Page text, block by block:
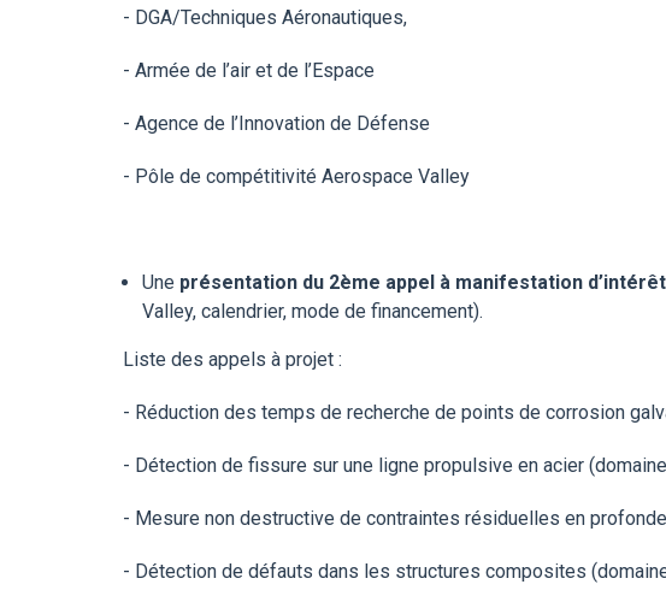
- DGA/Techniques Aéronautiques,
- Armée de l’air et de l’Espace
- Agence de l’Innovation de Défense
- Pôle de compétitivité Aerospace Valley
Une présentation du 2ème appel à manifestation d’intérêt
Valley, calendrier, mode de financement).
Liste des appels à projet :
- Réduction des temps de recherche de points de corrosion
- Détection de fissure sur une ligne propulsive en acier
- Mesure non destructive de contraintes résiduelles en
- Détection de défauts dans les structures composites